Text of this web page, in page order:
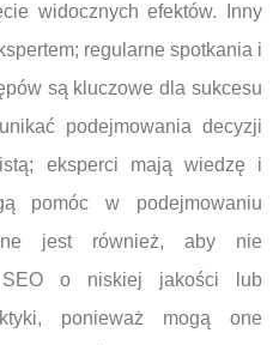
widocznych efektów. Inny
regularne spotkania i
są kluczowe dla sukcesu
podejmowania decyzji
eksperci mają wiedzę i
pomóc w podejmowaniu
jest również, aby nie
SEO o niskiej jakości lub
ponieważ mogą one